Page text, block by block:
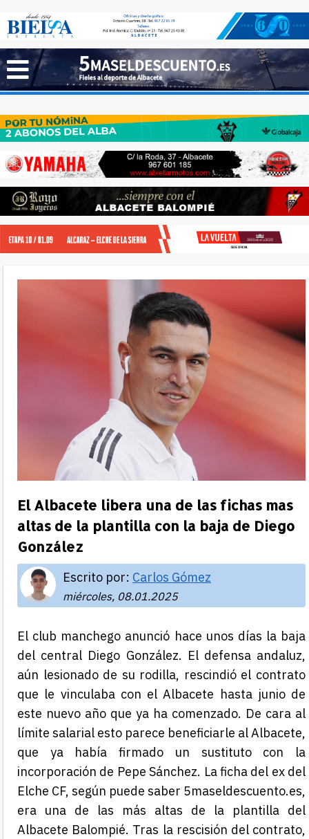
El Albacete libera una de las fichas mas
altas de la plantilla con la baja de Diego
González
Escrito por: Carlos Gómez
miércoles, 08.01.2025
El club manchego anunció hace unos días la baja
del central Diego González. El defensa andaluz,
aún lesionado de su rodilla, rescindió el contrato
que le vinculaba con el Albacete hasta junio de
este nuevo año que ya ha comenzado. De cara al
límite salarial esto parece beneficiarle al Albacete,
que ya había firmado un sustituto con la
incorporación de Pepe Sánchez. La ficha del ex del
Elche CF, según puede saber 5maseldescuento.es,
era una de las más altas de la plantilla del
Albacete Balompié. Tras la rescisión del contrato,